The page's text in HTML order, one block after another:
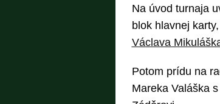
Na úvod turnaja
blok hlavnej
Václava
Potom prídu na
Mareka Valáška